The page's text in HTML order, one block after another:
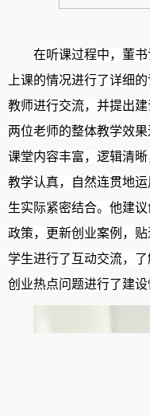
在听课过程中， 董
上课的情况进行了详细
教师进行交流， 并提出建
两位老师的整体教学效
课堂内容丰富，逻辑清
教学认真，
自然连贯地
生实际紧密结合。 他建
政策，更新创业案例，
学生进行了互动交流，
创业热点问题进行了建